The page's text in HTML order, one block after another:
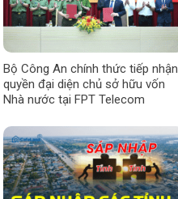
Bộ Công An chính thức tiếp nhận
quyền đại diện chủ sở hữu vốn
Nhà nước tại FPT Telecom